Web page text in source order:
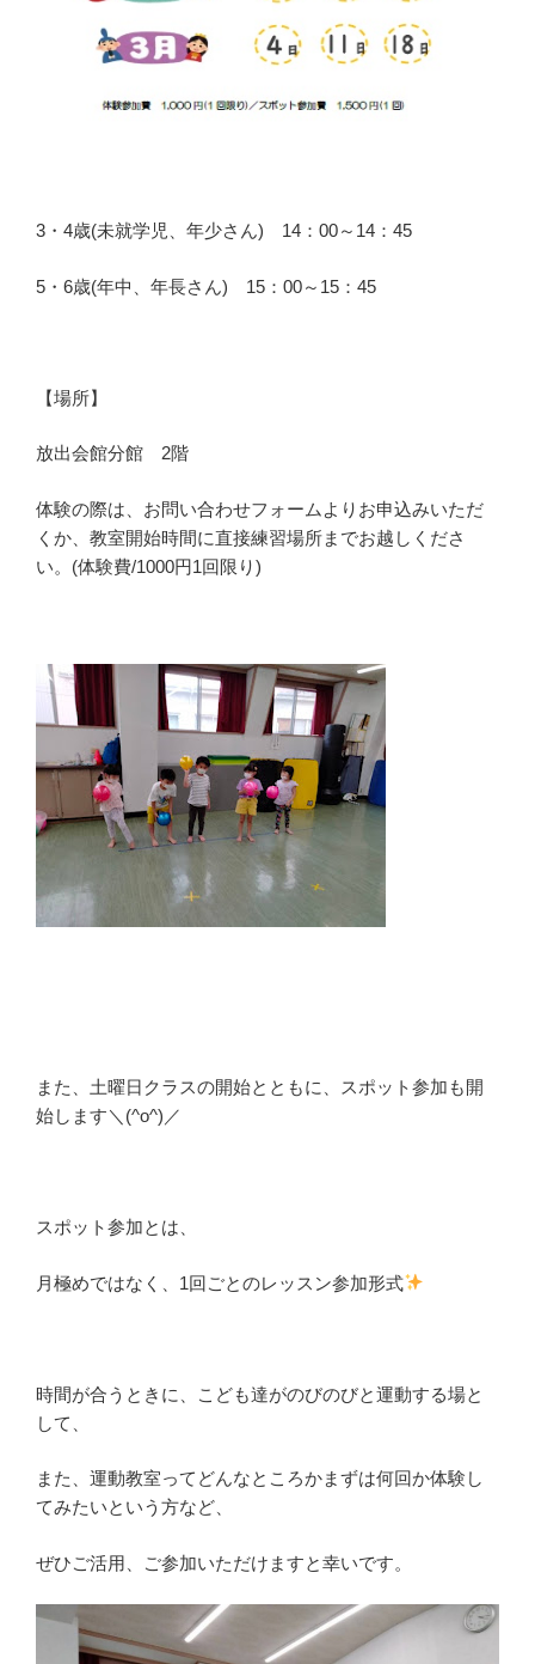
3・4歳(未就学児、年少さん) 14：00～14：45
5・6歳(年中、年長さん) 15：00～15：45
【場所】
放出会館分館 2階
体験の際は、お問い合わせフォームよりお申込みいただ
くか、教室開始時間に直接練習場所までお越しくださ
い。(体験費/1000円1回限り)
また、土曜日クラスの開始とともに、スポット参加も開
始します＼(^o^)／
スポット参加とは、
月極めではなく、1回ごとのレッスン参加形式
時間が合うときに、こども達がのびのびと運動する場と
して、
また、運動教室ってどんなところかまずは何回か体験し
てみたいという方など、
ぜひご活用、ご参加いただけますと幸いです。